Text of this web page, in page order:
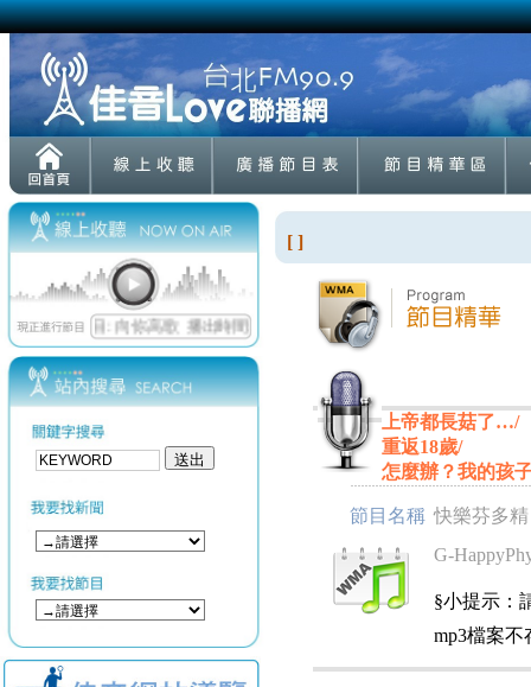
[ ]
上帝都長菇了…/
重返18歲/
怎麼辦？我的孩
節目名稱 快樂芬多精
G-
§小提示：
mp3檔案不